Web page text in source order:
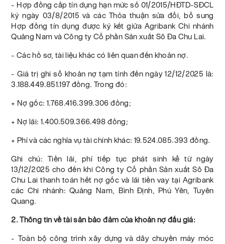
- Hợp đồng cấp tín dụng hạn mức số 01/2015/HĐTD-SĐCL
ký ngày 03/8/2015 và các Thỏa thuận sửa đổi, bổ sung
Hợp đồng tín dụng được ký kết giữa Agribank Chi nhánh
Quảng Nam và Công ty Cổ phần Sản xuất Sô Đa Chu Lai.
- Các hồ sơ, tài liệu khác có liên quan đến khoản nợ.
- Giá trị ghi sổ khoản nợ tạm tính đến ngày 12/12/2025 là:
3.188.449.851.197 đồng. Trong đó:
+ Nợ gốc: 1.768.416.399.306 đồng;
+ Nợ lãi: 1.400.509.366.498 đồng;
+ Phí và các nghĩa vụ tài chính khác: 19.524.085.393 đồng.
Ghi chú: Tiền lãi, phí tiếp tục phát sinh kể từ ngày
13/12/2025 cho đến khi Công ty Cổ phần Sản xuất Sô Đa
Chu Lai thanh toán hết nợ gốc và lãi tiền vay tại Agribank
các Chi nhánh: Quảng Nam, Bình Định, Phú Yên, Tuyên
Quang.
2. Thông tin về tài sản bảo đảm của khoản nợ đấu giá:
- Toàn bộ công trình xây dựng và dây chuyền máy móc